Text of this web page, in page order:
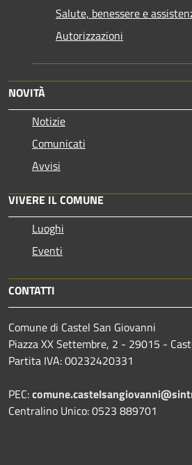
Salute, benessere e
Autorizzazioni
NOVITÀ
Notizie
Comunicati
Avvisi
VIVERE IL COMUNE
Luoghi
Eventi
CONTATTI
Comune di Castel San Giovanni
Piazza XX Settembre, 2 - 29015 -
Partita IVA: 00232420331
PEC:
Centralino Unico: 0523 889701